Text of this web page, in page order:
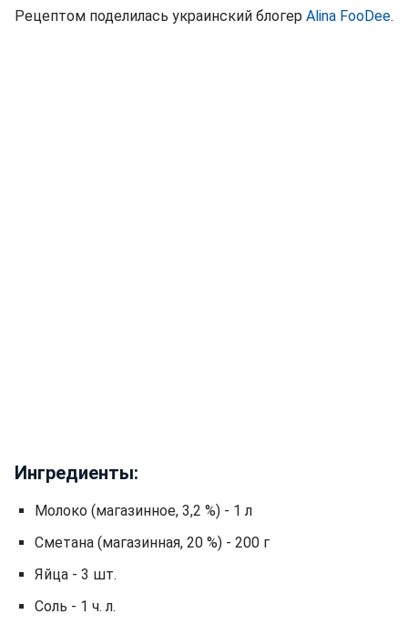
Рецептом поделилась украинский блогер Alina FooDee.
Ингредиенты:
Молоко (магазинное, 3,2 %) - 1 л
Сметана (магазинная, 20 %) - 200 г
Яйца - 3 шт.
Соль - 1 ч. л.